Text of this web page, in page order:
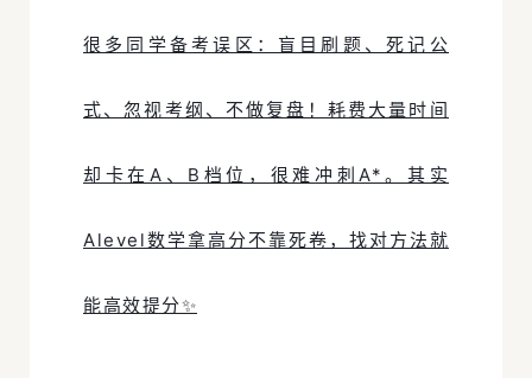
很多同学备考误区：盲目刷题、死记公
式、忽视考纲、不做复盘！耗费大量时间
却卡在A、B档位，很难冲刺A*。其实
Alevel数学拿高分不靠死卷，找对方法就
能高效提分✨